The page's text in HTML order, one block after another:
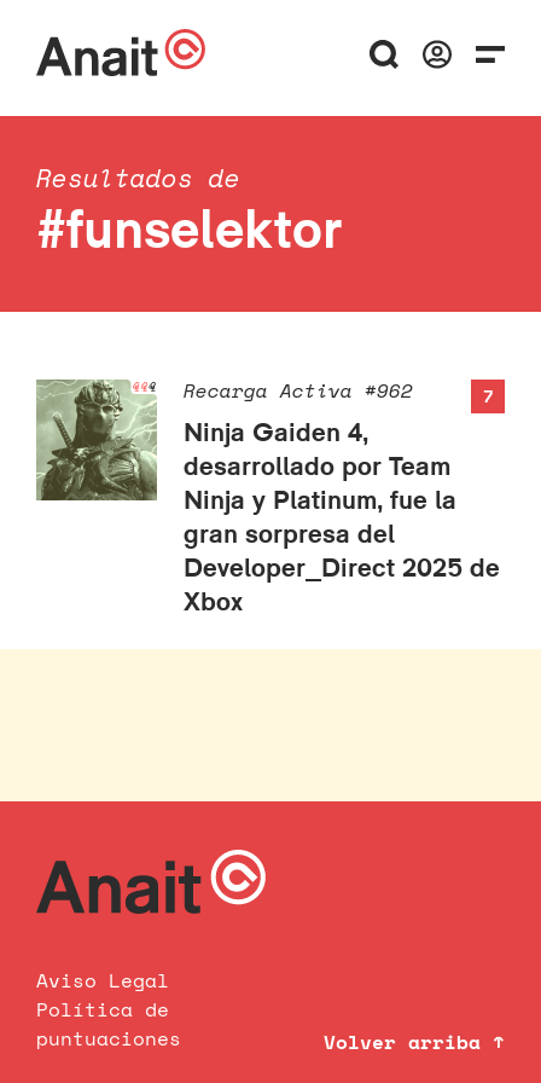
Resultados de
#funselektor
7
Recarga Activa #962
Ninja Gaiden 4,
desarrollado por Team
Ninja y Platinum, fue la
gran sorpresa del
Developer_Direct 2025 de
Xbox
Aviso Legal
Política de
puntuaciones
Volver arriba ↑